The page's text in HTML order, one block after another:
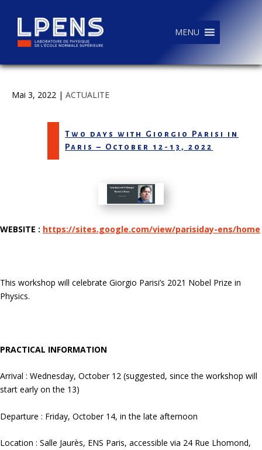
MENU
Mai 3, 2022 | ACTUALITE
Two days with Giorgio Parisi in
Paris – October 12-13, 2022
WEBSITE : https://sites.google.com/view/parisiday-ens/home
This workshop will celebrate Giorgio Parisi’s 2021 Nobel Prize in
Physics.
PRACTICAL INFORMATION
Arrival : Wednesday, October 12 (suggested, since the workshop will
start early on the 13)
Departure : Friday, October 14, in the late afternoon
Location : Salle Jaurès, ENS Paris, accessible via 24 Rue Lhomond,